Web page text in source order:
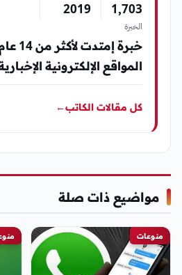
1٬703 2019
الخبرة
خبرة
المواقع الإلكترونية
كل مقالات الكاتب←
مواضيع ذات صلة
منوعات